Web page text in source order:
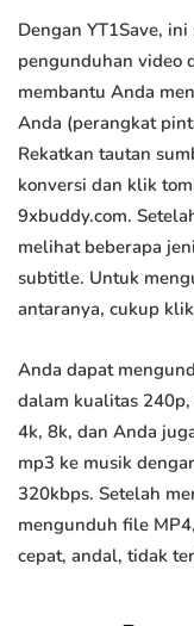
Dengan YT1Save,
pengunduhan video
membantu Anda
Anda (perangkat
Rekatkan tautan
konversi dan klik
9xbuddy.com.
melihat beberapa
subtitle. Untuk
antaranya, cukup
Anda dapat
dalam kualitas
4k, 8k, dan Anda
mp3 ke musik
320kbps. Setelah
mengunduh file
cepat, andal, tidak